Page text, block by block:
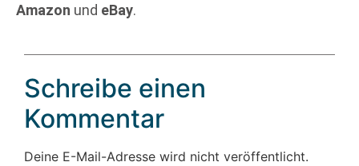
Amazon und eBay.
Schreibe einen
Kommentar
Deine E-Mail-Adresse wird nicht veröffentlicht.